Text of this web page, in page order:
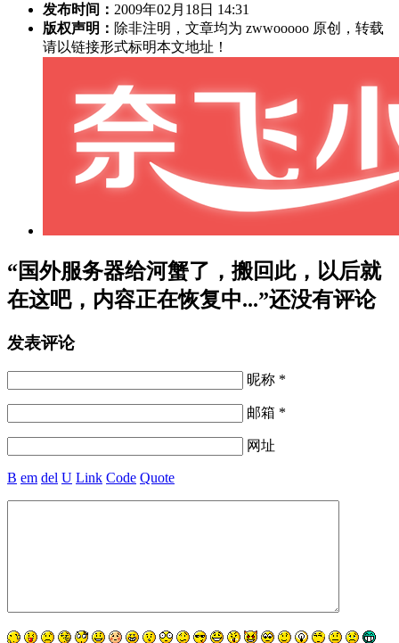
发布时间： 2009年02月18日 14:31
版权声明： 除非注明，文章均为 zwwooooo 原创，转载
请以链接形式标明本文地址！
“国外服务器给河蟹了，搬回此，以后就
在这吧，内容正在恢复中...”还没有评论
发表评论
昵称 *
邮箱 *
网址
B em del U Link Code Quote